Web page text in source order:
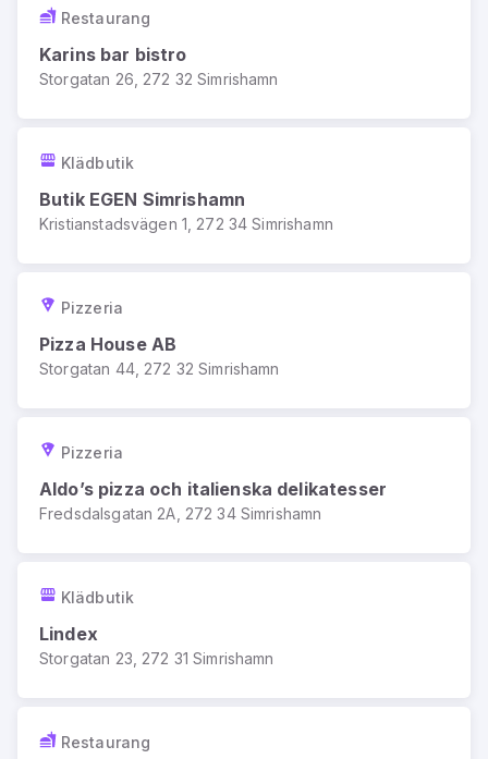
Restaurang
Karins bar bistro
Storgatan 26, 272 32 Simrishamn
Klädbutik
Butik EGEN Simrishamn
Kristianstadsvägen 1, 272 34 Simrishamn
Pizzeria
Pizza House AB
Storgatan 44, 272 32 Simrishamn
Pizzeria
Aldo’s pizza och italienska delikatesser
Fredsdalsgatan 2A, 272 34 Simrishamn
Klädbutik
Lindex
Storgatan 23, 272 31 Simrishamn
Restaurang